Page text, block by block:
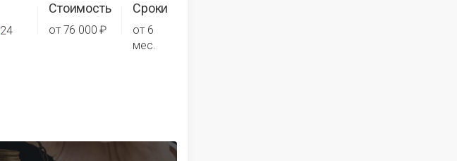
24
Стоимость
от 76 000 ₽
Сроки
от 6
мес.